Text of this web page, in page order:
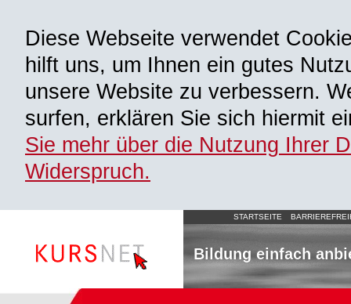
Diese Webseite verwendet
hilft uns, um Ihnen ein gutes
unsere Website zu verbessern.
surfen, erklären Sie sich hiermit
Sie mehr über die Nutzung Ihrer
Widerspruch.
STARTSEITE
Bildung einfach